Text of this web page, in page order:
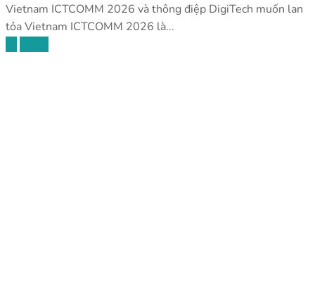
Vietnam ICTCOMM 2026 và thông điệp DigiTech muốn lan
tỏa Vietnam ICTCOMM 2026 là...